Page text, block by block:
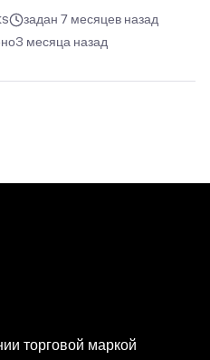
задан 7 месяцев назад
3 месяца назад
торговой маркой